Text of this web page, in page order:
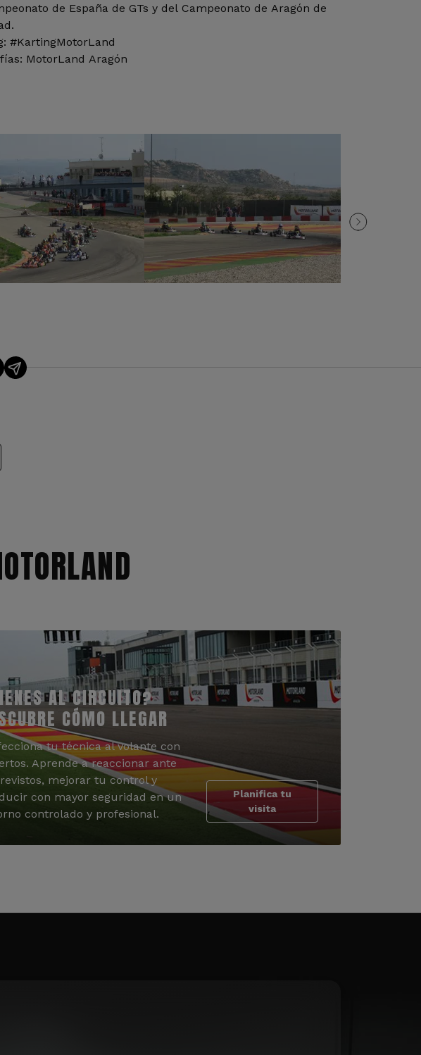
de España de GTs y del Campeonato de Aragón de
#KartingMotorLand
MotorLand Aragón
AL CIRCUITO?
CÓMO LLEGAR
tu técnica al volante con
Aprende a reaccionar ante
mejorar tu control y
con mayor seguridad en un
controlado y profesional.
Planifica tu
visita